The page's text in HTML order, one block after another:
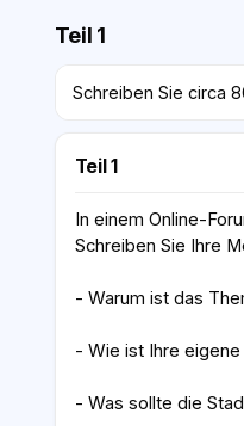
Teil 1
Schreiben Sie circa
Teil 1
In einem Online-
Schreiben Sie Ihre
- Warum ist das
- Wie ist Ihre eigene
- Was sollte die